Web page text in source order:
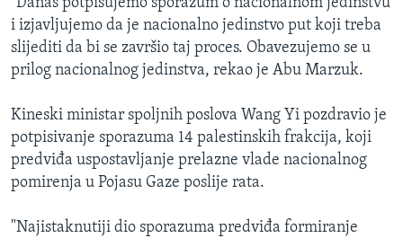
"Danas potpisujemo sporazum o nacionalnom jedinstvu
i izjavljujemo da je nacionalno jedinstvo put koji treba
slijediti da bi se završio taj proces. Obavezujemo se u
prilog nacionalnog jedinstva, rekao je Abu Marzuk.
Kineski ministar spoljnih poslova Wang Yi pozdravio je
potpisivanje sporazuma 14 palestinskih frakcija, koji
predviđa uspostavljanje prelazne vlade nacionalnog
pomirenja u Pojasu Gaze poslije rata.
"Najistaknutiji dio sporazuma predviđa formiranje